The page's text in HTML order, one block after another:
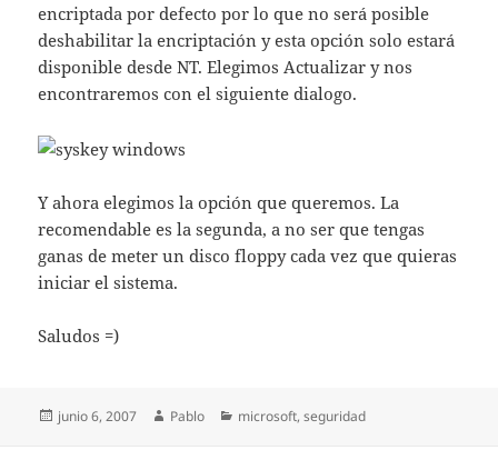
encriptada por defecto por lo que no será posible
deshabilitar la encriptación y esta opción solo estará
disponible desde NT. Elegimos Actualizar y nos
encontraremos con el siguiente dialogo.
Y ahora elegimos la opción que queremos. La
recomendable es la segunda, a no ser que tengas
ganas de meter un disco floppy cada vez que quieras
iniciar el sistema.
Saludos =)
Publicado
junio 6, 2007 Autor
Pablo Categorías
microsoft,seguridad